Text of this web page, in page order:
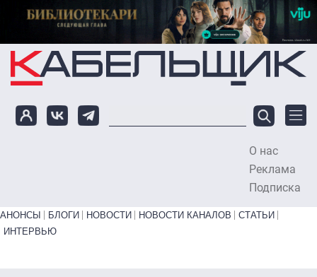
Перейти к основному содержанию
О нас
Реклама
Подписка
Primary links bottom
АНОНСЫ БЛОГИ НОВОСТИ НОВОСТИ КАНАЛОВ
СТАТЬИ
ИНТЕРВЬЮ